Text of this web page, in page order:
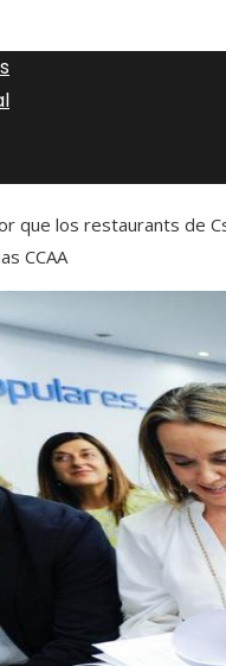
que los restaurants de
CCAA